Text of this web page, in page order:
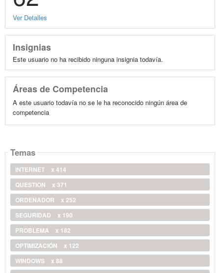
Ver Detalles
Insignias
Este usuario no ha recibido ninguna insignia todavía.
Áreas de Competencia
A este usuario todavía no se le ha reconocido ningún área de
competencia
Temas
INTERNET
x 414
QUESTION
x 371
ORDENADOR
x 252
SEGURIDAD
x 190
PROBLEMA
x 182
OPTIMIZACIÓN
x 122
WINDOWS
x 88